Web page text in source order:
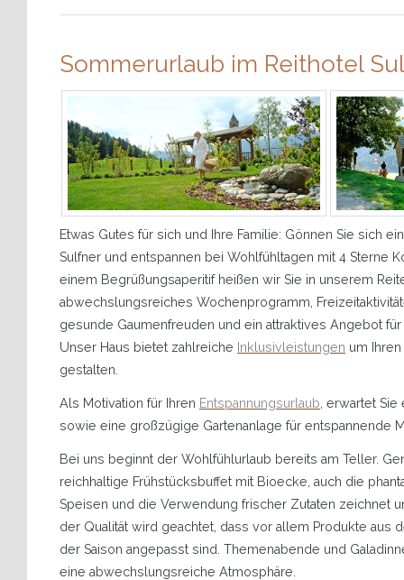
Sommerurlaub im Reithotel
Etwas Gutes für sich und Ihre Familie: Gönnen Sie sich
Sulfner und entspannen bei Wohlfühltagen mit 4 Sterne
einem Begrüßungsaperitif heißen wir Sie in unserem
abwechslungsreiches Wochenprogramm,
gesunde Gaumenfreuden und ein attraktives Angebot
Unser Haus bietet zahlreiche Inklusivleistungen um
gestalten.
Als Motivation für Ihren Entspannungsurlaub erwartet Sie
sowie eine großzügige Gartenanlage für entspannende
Bei uns beginnt der Wohlfühlurlaub bereits am Teller.
reichhaltige Frühstücksbuffet mit Bioecke, auch die
Speisen und die Verwendung frischer Zutaten zeichnet
der Qualität wird geachtet, dass vor allem Produkte aus
der Saison angepasst sind. Themenabende und
eine abwechslungsreiche Atmosphäre.